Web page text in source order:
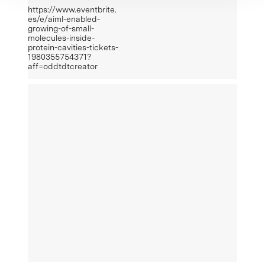
https://www.eventbrite.
es/e/aiml-enabled-
growing-of-small-
molecules-inside-
protein-cavities-tickets-
1980355754371?
aff=oddtdtcreator